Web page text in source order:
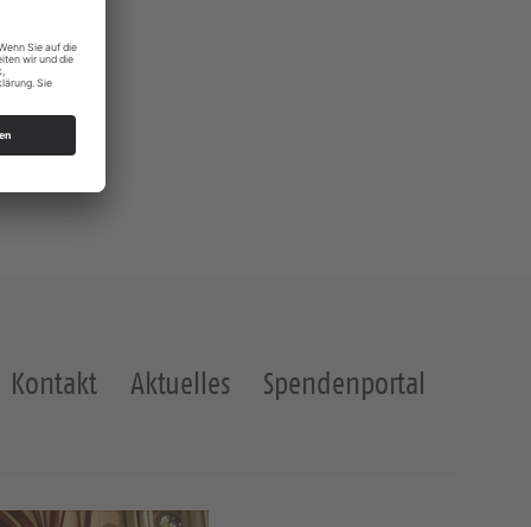
Kontakt Aktuelles Spendenportal